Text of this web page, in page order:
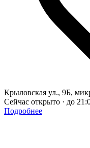
Крыловская ул., 9Б,
Сейчас открыто · до
Подробнее